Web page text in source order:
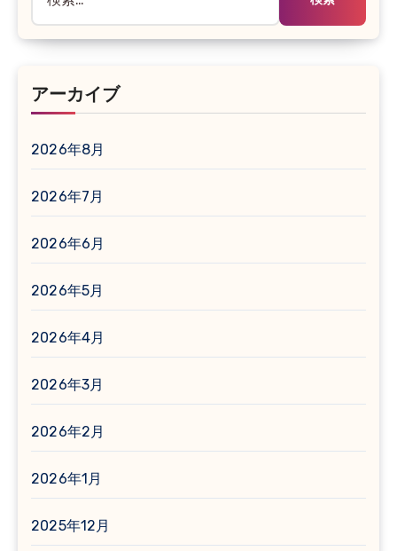
アーカイブ
2026年8月
2026年7月
2026年6月
2026年5月
2026年4月
2026年3月
2026年2月
2026年1月
2025年12月